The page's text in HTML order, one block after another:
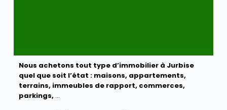
Nous achetons tout type d’immobilier à Jurbise
quel que soit l’état : maisons, appartements,
terrains, immeubles de rapport, commerces,
parkings, …